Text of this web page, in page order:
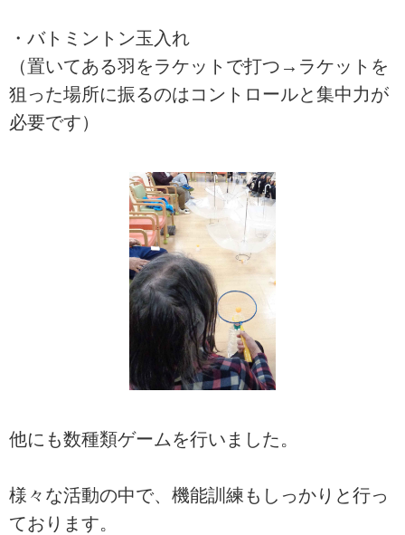
・バトミントン玉入れ
（置いてある羽をラケットで打つ→ラケットを
狙った場所に振るのはコントロールと集中力が
必要です）
他にも数種類ゲームを行いました。
様々な活動の中で、機能訓練もしっかりと行っ
ております。